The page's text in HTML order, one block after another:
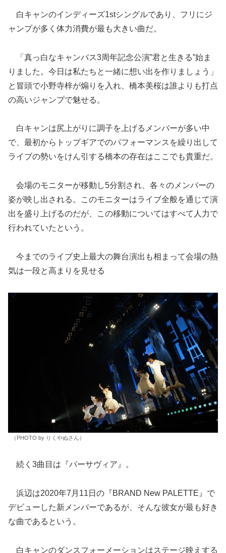
白キャンのインディーズ1stシングルであり、フリにジ
ャンプが多く体力消費が最も大きい曲だ。
「真っ白なキャンバス3周年記念公演”君と生きる”始ま
りました。今日は私たちと一緒に想い出を作りましょう」
と冒頭で小野寺梓が煽りを入れ、橋本美桜は誰よりも打点
の高いジャンプで魅せる。
白キャンは尻上がりに調子を上げるメンバーが多い中
で、最初からトップギアでのパフォーマンスを繰り出して
ライブの勢いをけん引する橋本の存在はここでも貴重だ。
会場のモニターが移動し5分割され、各々のメンバーの
姿が映し出される。このモニターはライブ全般を通じて演
出を盛り上げるのだが、この移動についてはすべて人力で
行われていたという。
今までのライブ史上最大の舞台演出も相まって会場の熱
気は一段と高まりを見せる
（PHOTO by りくやぬさん）
続く3曲目は『パーサヴィア』。
浜辺は2020年7月11日の『BRAND New PALETTE』で
デビューした新メンバーであるが、そんな彼女が最も好き
な曲であるという。
白キャンのダンスフォーメーションはステージ映えする